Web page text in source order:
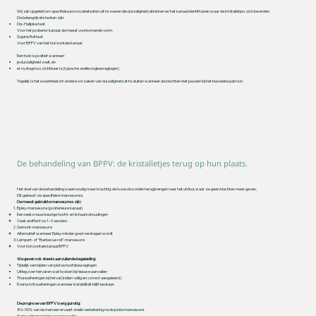
Wij zijn opgeleid om specifieke provocatietesten uit te voeren die duizeligheid uitlokken en het kanaal identificeren waar de kristalletjes zich bevinden.
De belangrijkste testen zijn:
Dix-Hallpike test
Voor het posterior kanaal, de meest voorkomende vorm.
Supine Roll test
Voor BPPV van het horizontale kanaal.
Een test is positief wanneer:
je duizeligheid voelt, én
er nystagmus zichtbaar is (typische snelle oogbewegingen)
Tegelijk is het essentieel om andere oorzaken van duizeligheid uit te sluiten wanneer de klachten niet passen bij het klassieke patroon.
De behandeling van BPPV: de kristalletjes terug op hun plaats.
Het doel van de behandeling is eenvoudig maar krachtig: de losse otoconiën terugbrengen naar het utrikul, waar ze geen klachten meer geven.
Dit gebeurt via specifieke manoeuvres.
De meest gebruikte manoeuvres zijn:
Epley-manoeuvre (posterieure kanaal)
Een reeks nauwkeurige hoofd- en lichaamshoudingen
Vaak al effect na 1–3 sessies
Semont-manoeuvre
Alternatief wanneer Epley minder goed verdragen wordt
Lempert- of “Barbecue roll”-manoeuvre
Voor horizontale kanaal BPPV
We geven ook steeds aanvullende begeleiding:
Tijdelijk vermijden van plotse hoofdbewegingen
Uitleg over herval en wat te doen bij nieuwe aanvallen
Thuisoefeningen bij herval (indien veilig en correct aangeleerd)
Evenwichtsoefeningen wanneer instabiliteit blijft bestaan
De prognose van BPPV is erg gunstig:
80–90% van de mensen ervaart snelle verbetering na de juiste manoeuvre.